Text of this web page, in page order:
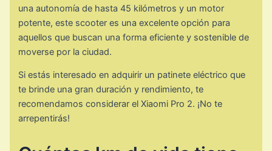
una autonomía de hasta 45 kilómetros y un motor
potente, este scooter es una excelente opción para
aquellos que buscan una forma eficiente y sostenible de
moverse por la ciudad.
Si estás interesado en adquirir un patinete eléctrico que
te brinde una gran duración y rendimiento, te
recomendamos considerar el Xiaomi Pro 2. ¡No te
arrepentirás!